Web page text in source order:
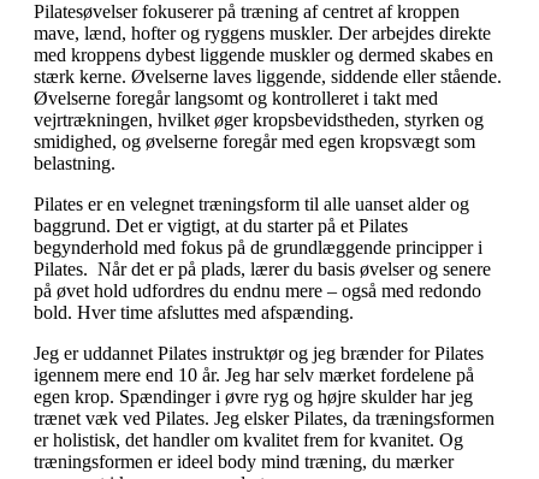
Pilatesøvelser fokuserer på træning af centret af kroppen
mave, lænd, hofter og ryggens muskler. Der arbejdes direkte
med kroppens dybest liggende muskler og dermed skabes en
stærk kerne. Øvelserne laves liggende, siddende eller stående.
Øvelserne foregår langsomt og kontrolleret i takt med
vejrtrækningen, hvilket øger kropsbevidstheden, styrken og
smidighed, og øvelserne foregår med egen kropsvægt som
belastning.
Pilates er en velegnet træningsform til alle uanset alder og
baggrund. Det er vigtigt, at du starter på et Pilates
begynderhold med fokus på de grundlæggende principper i
Pilates. Når det er på plads, lærer du basis øvelser og senere
på øvet hold udfordres du endnu mere – også med redondo
bold. Hver time afsluttes med afspænding.
Jeg er uddannet Pilates instruktør og jeg brænder for Pilates
igennem mere end 10 år. Jeg har selv mærket fordelene på
egen krop. Spændinger i øvre ryg og højre skulder har jeg
trænet væk ved Pilates. Jeg elsker Pilates, da træningsformen
er holistisk, det handler om kvalitet frem for kvanitet. Og
træningsformen er ideel body mind træning, du mærker